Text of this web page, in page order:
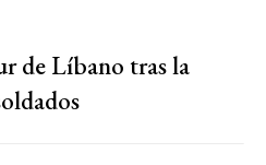
de Líbano tras la